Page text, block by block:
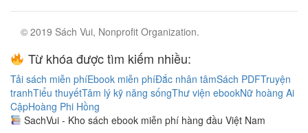
© 2019 Sách Vui, Nonprofit Organization.
Từ khóa được tìm kiếm nhiều:
Tải sách miễn phíEbook miễn phíĐắc nhân tâmSách PDFTruyện
tranhTiểu thuyếtTâm lý kỹ năng sốngThư viện ebookNữ hoàng Ai
CậpHoàng Phi Hồng
SachVui - Kho sách ebook miễn phí hàng đầu Việt Nam